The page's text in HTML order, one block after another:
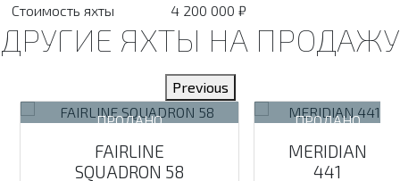
Стоимость яхты
4 200 000 ₽
ДРУГИЕ ЯХТЫ НА ПРОДАЖУ
Previous
FAIRLINE
SQUADRON 58
MERIDIAN
441